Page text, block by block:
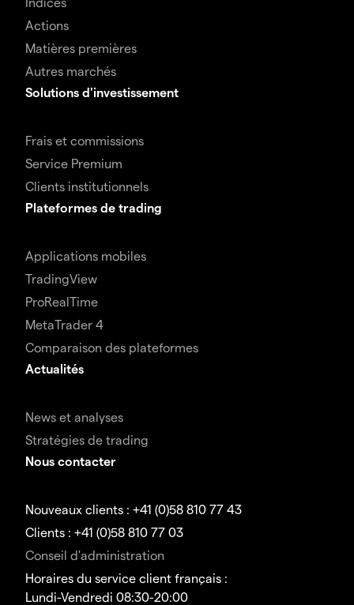
Actions
Matières premières
Autres marchés
Solutions d'investissement
Frais et commissions
Service Premium
Clients institutionnels
Plateformes de trading
Applications mobiles
TradingView
ProRealTime
MetaTrader 4
Comparaison des plateformes
Actualités
News et analyses
Stratégies de trading
Nous contacter
Nouveaux clients : +41 (0)58 810 77 43
Clients : +41 (0)58 810 77 03
Conseil d'administration
Horaires du service client français :
Lundi-Vendredi 08:30-20:00